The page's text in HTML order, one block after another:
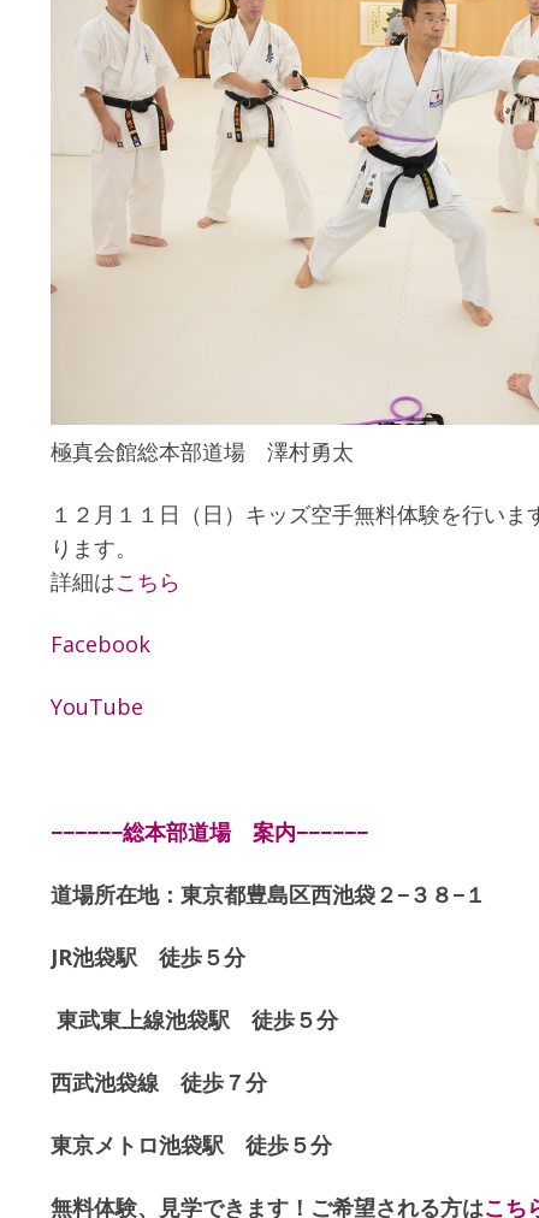
極真会館総本部道場 澤村勇太
１２月１１日（日）キッズ空手無料体験を行い
ります。
詳細はこちら
Facebook
YouTube
−−−−−−総本部道場 案内−−−−−−
道場所在地：東京都豊島区西池袋２−３８−１
JR池袋駅 徒歩５分
東武東上線池袋駅 徒歩５分
西武池袋線 徒歩７分
東京メトロ池袋駅 徒歩５分
無料体験、見学できます！ご希望される方はこち